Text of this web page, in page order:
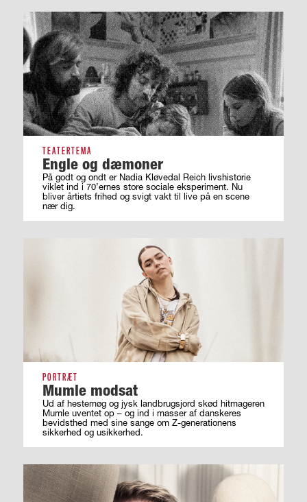
TEATERTEMA
Engle og dæmoner
På godt og ondt er Nadia Kløvedal Reich livshistorie
viklet ind i 70’ernes store sociale eksperiment. Nu
bliver årtiets frihed og svigt vakt til live på en scene
nær dig.
PORTRÆT
Mumle modsat
Ud af hestemøg og jysk landbrugsjord skød hitmageren
Mumle uventet op – og ind i masser af ­danskeres
bevidsthed med sine sange om ­Z-generationens
sikkerhed og usikkerhed.